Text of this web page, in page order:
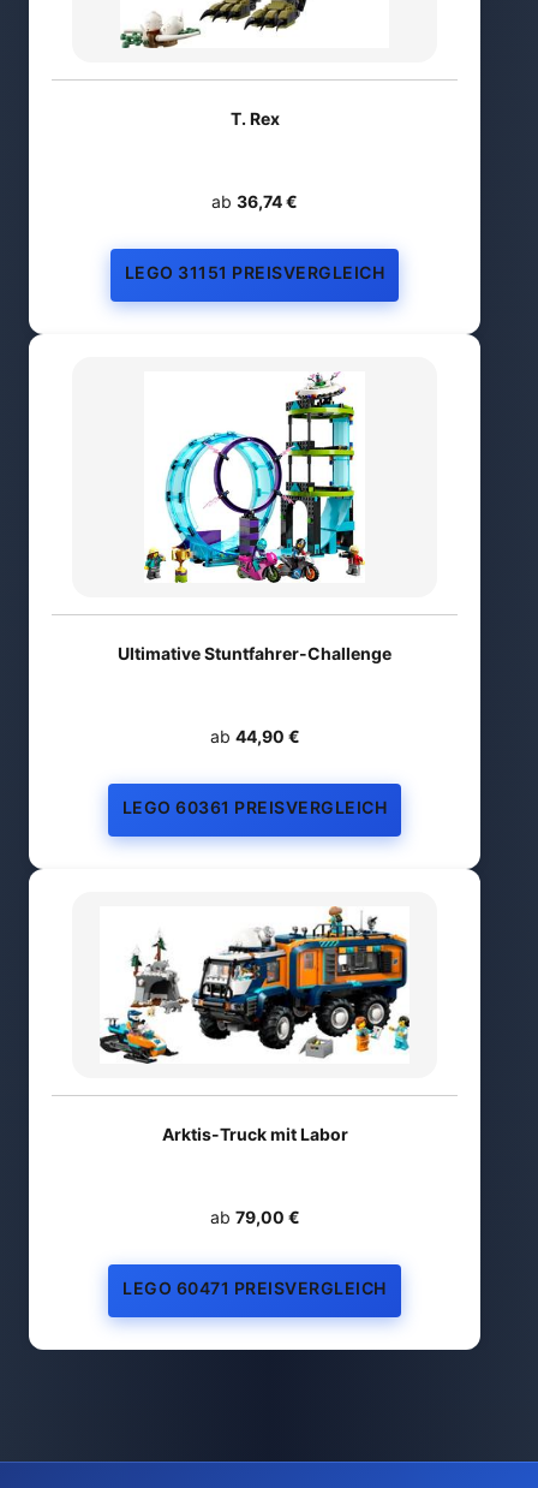
T. Rex
ab 36,74 €
LEGO 31151 PREISVERGLEICH
Ultimative Stuntfahrer-Challenge
ab 44,90 €
LEGO 60361 PREISVERGLEICH
Arktis-Truck mit Labor
ab 79,00 €
LEGO 60471 PREISVERGLEICH